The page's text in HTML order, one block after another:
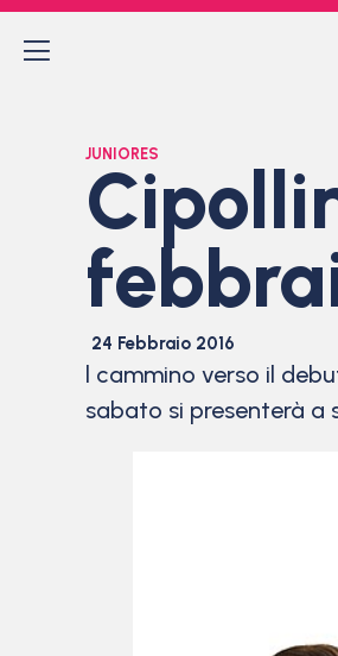
JUNIORES
24 Febbraio 2016
l cammino verso il
sabato si presenterà a